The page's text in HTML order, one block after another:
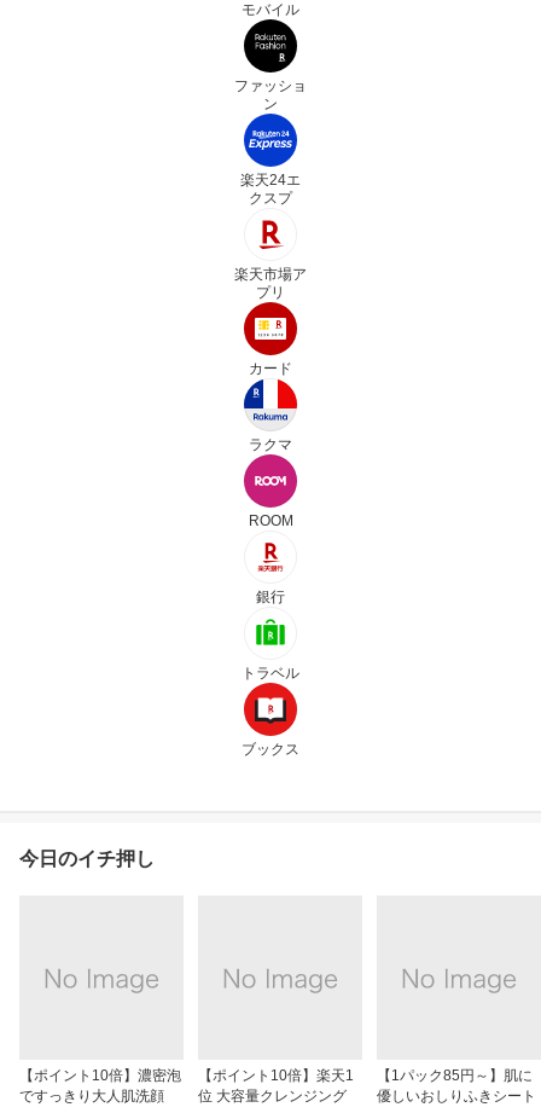
モバイル
ファッショ
ン
楽天24エ
クスプ
楽天市場ア
プリ
カード
ラクマ
ROOM
銀行
トラベル
ブックス
今日のイチ押し
【ポイント10倍】濃密泡
ですっきり大人肌洗顔
【ポイント10倍】楽天1
位 大容量クレンジング
【1パック85円～】肌に
優しいおしりふきシート